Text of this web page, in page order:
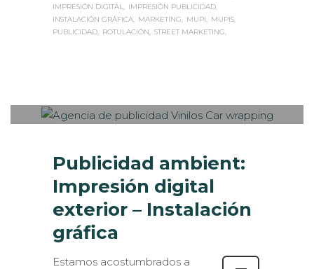
IMPRESIÓN DIGITAL
IMPRESIÓN PUBLICIDAD
INSTALACIÓN GRÁFICA
MARKETING MUPI
MUPIS
PUBLICIDAD
ROTULACIÓN STREET MARKETING
Publicidad ambient:
Impresión digital
exterior – Instalación
gráfica
Estamos acostumbrados a